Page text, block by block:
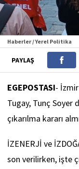
Haberler / Yerel Politika
PAYLAŞ
EGEPOSTASI-
Tugay, Tunç Soyer
çıkarılma kararı
İZENERJİ ve
son verilirken, işte